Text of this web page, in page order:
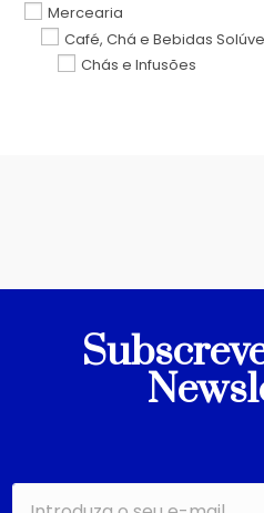
Mercearia
Café, Chá e Bebidas
Chás e Infusões